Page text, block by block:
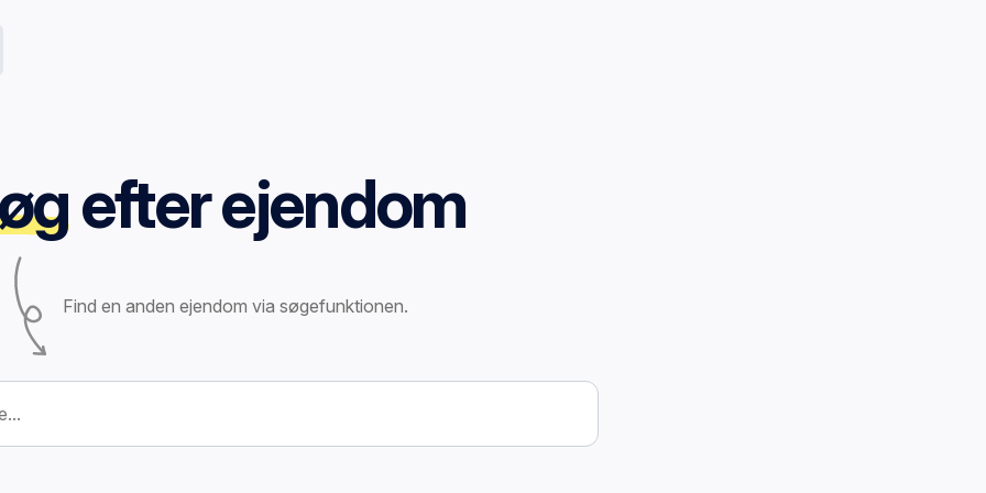
efter ejendom
Find en anden ejendom via søgefunktionen.